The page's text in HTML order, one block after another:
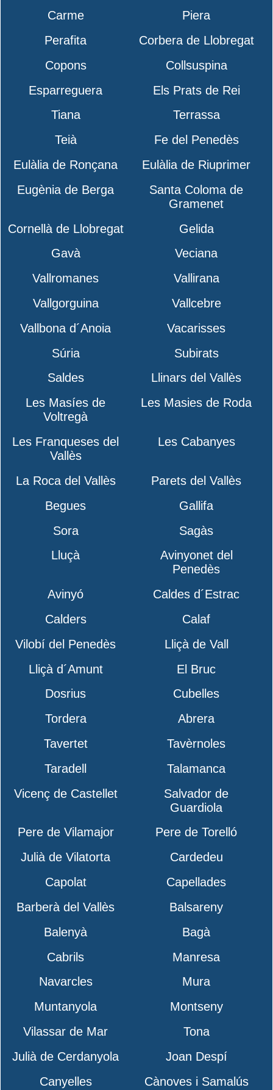
Carme
Piera
Perafita
Corbera de Llobregat
Copons
Collsuspina
Esparreguera
Els Prats de Rei
Tiana
Terrassa
Teià
Fe del Penedès
Eulàlia de Ronçana
Eulàlia de Riuprimer
Eugènia de Berga
Santa Coloma de
Gramenet
Cornellà de Llobregat
Gelida
Gavà
Veciana
Vallromanes
Vallirana
Vallgorguina
Vallcebre
Vallbona d´Anoia
Vacarisses
Súria
Subirats
Saldes
Llinars del Vallès
Les Masíes de
Voltregà
Les Masies de Roda
Les Franqueses del
Vallès
Les Cabanyes
La Roca del Vallès
Parets del Vallès
Begues
Gallifa
Sora
Sagàs
Lluçà
Avinyonet del
Penedès
Avinyó
Caldes d´Estrac
Calders
Calaf
Vilobí del Penedès
Lliçà de Vall
Lliçà d´Amunt
El Bruc
Dosrius
Cubelles
Tordera
Abrera
Tavertet
Tavèrnoles
Taradell
Talamanca
Vicenç de Castellet
Salvador de
Guardiola
Pere de Vilamajor
Pere de Torelló
Julià de Vilatorta
Cardedeu
Capolat
Capellades
Barberà del Vallès
Balsareny
Balenyà
Bagà
Cabrils
Manresa
Navarcles
Mura
Muntanyola
Montseny
Vilassar de Mar
Tona
Julià de Cerdanyola
Joan Despí
Canyelles
Cànoves i Samalús